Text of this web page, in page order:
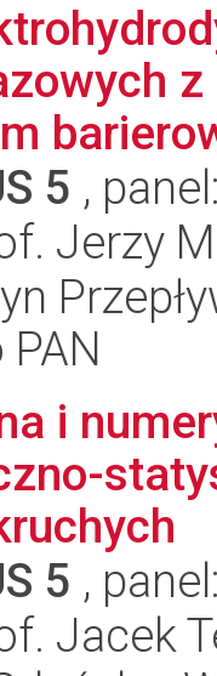
5 ,
Jerzy
i
5 ,
Jacek